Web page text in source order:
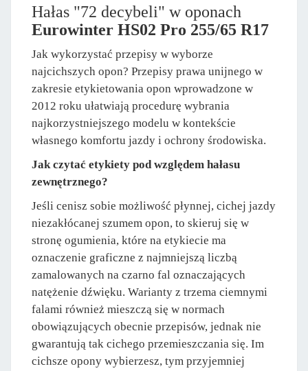
Hałas "72 decybeli" w oponach
Eurowinter HS02 Pro 255/65 R17
Jak wykorzystać przepisy w wyborze
najcichszych opon? Przepisy prawa unijnego w
zakresie etykietowania opon wprowadzone w
2012 roku ułatwiają procedurę wybrania
najkorzystniejszego modelu w kontekście
własnego komfortu jazdy i ochrony środowiska.
Jak czytać etykiety pod względem hałasu
zewnętrznego?
Jeśli cenisz sobie możliwość płynnej, cichej jazdy
niezakłócanej szumem opon, to skieruj się w
stronę ogumienia, które na etykiecie ma
oznaczenie graficzne z najmniejszą liczbą
zamalowanych na czarno fal oznaczających
natężenie dźwięku. Warianty z trzema ciemnymi
falami również mieszczą się w normach
obowiązujących obecnie przepisów, jednak nie
gwarantują tak cichego przemieszczania się. Im
cichsze opony wybierzesz, tym przyjemniej